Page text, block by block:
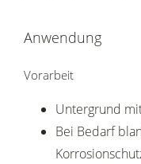
Anwendung
Vorarbeit
Untergrund
Bei Bedarf